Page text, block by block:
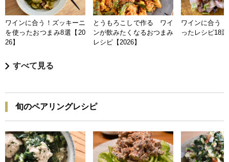
ワインに合う！ズッキーニ
を使ったおつまみ8選【20
26】
とうもろこしで作る ワイ
ンが飲みたくなるおつまみ
レシピ【2026】
ワインに合う
ったレシピ18
すべて見る
旬のペアリングレシピ